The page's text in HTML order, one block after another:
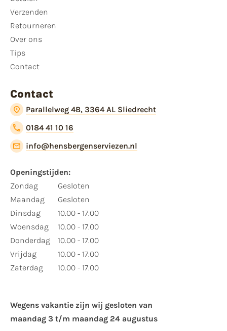
Verzenden
Retourneren
Over ons
Tips
Contact
Contact
Parallelweg 4B, 3364 AL Sliedrecht
0184 41 10 16
info@hensbergenserviezen.nl
Openingstijden:
Zondag
Maandag
Dinsdag
Woensdag
Donderdag
Vrijdag
Zaterdag
Gesloten
Gesloten
10.00 - 17.00
10.00 - 17.00
10.00 - 17.00
10.00 - 17.00
10.00 - 17.00
Wegens vakantie zijn wij gesloten van ​
maandag 3 t/m maandag 24 augustus